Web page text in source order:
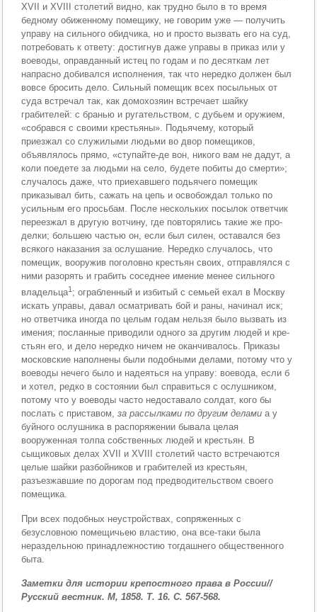
XVII и XVIII столетий видно, как трудно было в то время
бедному обиженному помещи­ку, не говорим уже — получить
управу на сильного обидчика, но и просто вызвать его на суд,
потребовать к ответу: достигнув даже управы в приказ или у
вое­воды, оправданный истец по годам и по десяткам лет
напрасно добивался исполнения, так что нередко дол­жен был
вовсе бросить дело. Сильный помещик всех посыльных от
суда встречал так, как домохозяин встре­чает шайку
грабителей: с бранью и ругательством, с дубьем и оружием,
«собрався с своими крестьяны». Подьячему, который
приезжал со служилыми людьми во двор помещиков,
объявлялось прямо, «ступайте-де вон, никого вам не дадут, а
коли поедете за людьми на село, будете побиты до смерти»;
случалось даже, что приехавшего подьячего помещик
приказывал бить, са­жать на цепь и освобождал только по
усильным его просьбам. После нескольких посылок ответчик
переез­жал в другую вотчину, где повторялись такие же про­
делки; большею частью он, если был силен, оставался без
всякого наказания за ослушание. Нередко случа­лось, что
помещик, вооружив поголовно крестьян сво­их, отправлялся с
ними разорять и грабить соседнее имение менее сильного
владельца1 ; ограбленный и из­битый с семьей ехал в Москву
искать управы, давал осматривать бой и раны, начинал иск;
но ответчика иногда по целым годам нельзя было вызвать из
имения; посланные приводили одного за другим людей и кре­
стьян его, и дело нередко ничем не оканчивалось. При­казы
московские наполнены были подобными делами, потому что у
воеводы нечего было и надеяться на уп­раву: воевода, если б
и хотел, редко в состоянии был справиться с ослушником,
потому что у воеводы часто недоставало солдат, кого бы
послать с приставом,за рассылками по другим деламиа у
буйного ослушника в распоряжении бывала целая
вооруженная толпа собст­венных людей и крестьян. В
сыщиковых делах XVII и XVIII столетий часто встречаются
целые шайки разбой­ников и грабителей из крестьян,
разъезжавшие по до­рогам под предводительством своего
помещика.
При всех подобных неустройствах, сопряженных с
безусловною помещичьею властию, она все-таки была
нераздельною принадлежностию тогдашнего обществен­ного
быта.
Заметки для истории крепостного права в России//
Русский вестник. М, 1858. Т. 16. С. 567-568.